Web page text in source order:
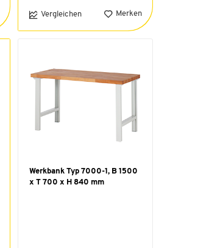
Vergleichen Merken
Werkbank Typ 7000-1, B 1500
x T 700 x H 840 mm